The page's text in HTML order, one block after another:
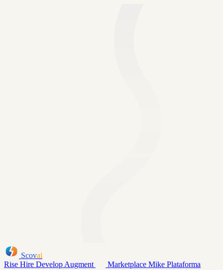
Scovai
Rise Hire Develop Augment Marketplace Mike Plataforma